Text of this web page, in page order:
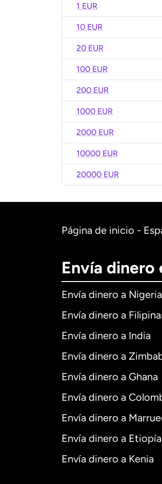
1 EUR
10 EUR
20 EUR
100 EUR
200 EUR
1000 EUR
2000 EUR
10000 EUR
20000 EUR
Página de inicio -
Envía dinero
Envía dinero a Nigeria
Envía dinero a
Envía dinero a India
Envía dinero a
Envía dinero a Ghana
Envía dinero a
Envía dinero a
Envía dinero a Etiopía
Envía dinero a Kenia